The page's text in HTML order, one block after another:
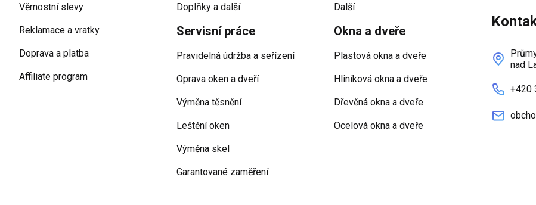
Věrnostní slevy
Reklamace a vratky
Doprava a platba
Affiliate program
Doplňky a další
Servisní práce
Pravidelná údržba a seřízení
Oprava oken a dveří
Výměna těsnění
Leštění oken
Výměna skel
Garantované zaměření
Další
Okna a dveře
Plastová okna a dveře
Hliníková okna a dveře
Dřevěná okna a dveře
Ocelová okna a dveře
nad
+420